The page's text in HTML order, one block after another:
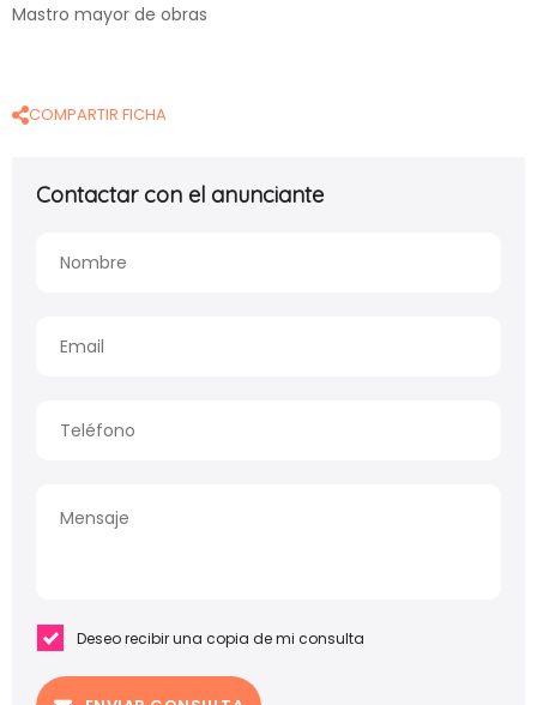
Mastro mayor de obras
Contactar con el anunciante
Deseo recibir una copia de mi consulta
COMPARTIR FICHA